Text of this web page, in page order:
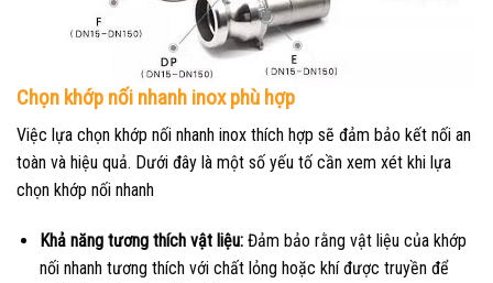
Chọn khớp nối nhanh inox phù hợp
Việc lựa chọn khớp nối nhanh inox thích hợp sẽ đảm bảo kết nối an
toàn và hiệu quả. Dưới đây là một số yếu tố cần xem xét khi lựa
chọn khớp nối nhanh
Khả năng tương thích vật liệu:Đảm bảo rằng vật liệu của khớp
nối nhanh tương thích với chất lỏng hoặc khí được truyền để